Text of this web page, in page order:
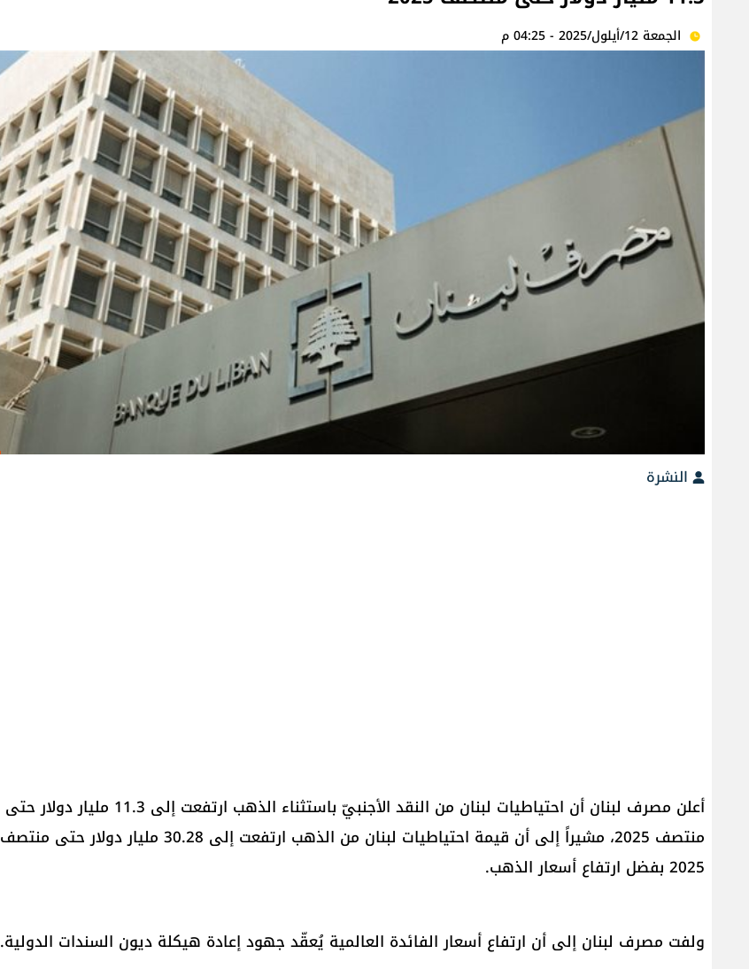
الجمعة 12/أيلول/2025 - 04:25 م
النشرة
أعلن مصرف لبنان أن احتياطيات لبنان من النقد الأجنبيّ باستثناء الذهب ارتفعت إلى 11.3 مليار دولار حتى
منتصف 2025، مشيراً إلى أن قيمة احتياطيات لبنان من الذهب ارتفعت إلى 30.28 مليار دولار حتى منتصف
2025 بفضل ارتفاع أسعار الذهب.
ولفت مصرف لبنان إلى أن ارتفاع أسعار الفائدة العالمية يُعقّد جهود إعادة هيكلة ديون السندات الدولية.